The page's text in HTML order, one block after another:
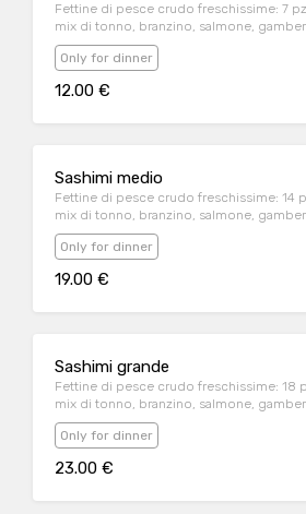
Fettine di pesce crudo freschissime: 7
mix di tonno, branzino, salmone,
crudo
Only for dinner
12.00 €
Sashimi medio
Fettine di pesce crudo freschissime: 14
mix di tonno, branzino, salmone,
crudo
Only for dinner
19.00 €
Sashimi grande
Fettine di pesce crudo freschissime: 18
mix di tonno, branzino, salmone,
crudo
Only for dinner
23.00 €